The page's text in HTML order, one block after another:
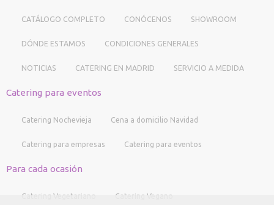
CATÁLOGO COMPLETO CONÓCENOS SHOWROOM
DÓNDE ESTAMOS CONDICIONES GENERALES
NOTICIAS CATERING EN MADRID SERVICIO A MEDIDA
Catering para eventos
Catering Nochevieja Cena a domicilio Navidad
Catering para empresas Catering para eventos
Para cada ocasión
Catering Vegetariano Catering Vegano